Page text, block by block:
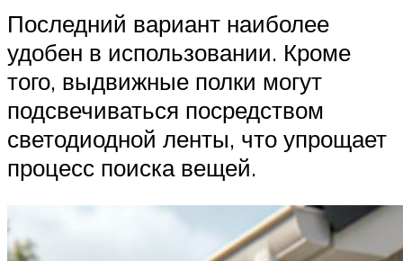
Последний вариант наиболее
удобен в использовании. Кроме
того, выдвижные полки могут
подсвечиваться посредством
светодиодной ленты, что упрощает
процесс поиска вещей.